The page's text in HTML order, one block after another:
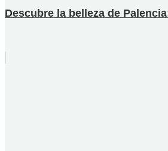
Descubre la belleza de